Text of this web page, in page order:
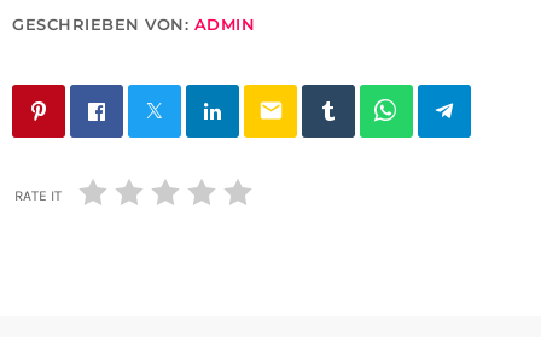
GESCHRIEBEN VON: ADMIN
email
RATE IT